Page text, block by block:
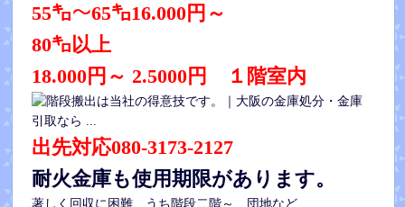
55㌔～65㌔16.000円～
80㌔以上
18.000円～ 2.5000円 １階室内
出先対応080-3173-2127
耐火金庫も使用期限があります。
著しく回収に困難、うち階段二階～ 団地など